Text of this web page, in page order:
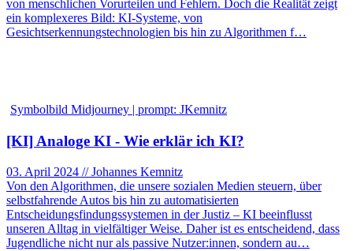
von menschlichen Vorurteilen und Fehlern. Doch die Realität zeigt
ein komplexeres Bild: KI-Systeme, von
Gesichtserkennungstechnologien bis hin zu Algorithmen f…
Symbolbild Midjourney | prompt: JKemnitz
[KI] Analoge KI - Wie erklär ich KI?
03. April 2024 // Johannes Kemnitz
Von den Algorithmen, die unsere sozialen Medien steuern, über
selbstfahrende Autos bis hin zu automatisierten
Entscheidungsfindungssystemen in der Justiz – KI beeinflusst
unseren Alltag in vielfältiger Weise. Daher ist es entscheidend, dass
Jugendliche nicht nur als passive Nutzer:innen, sondern au…